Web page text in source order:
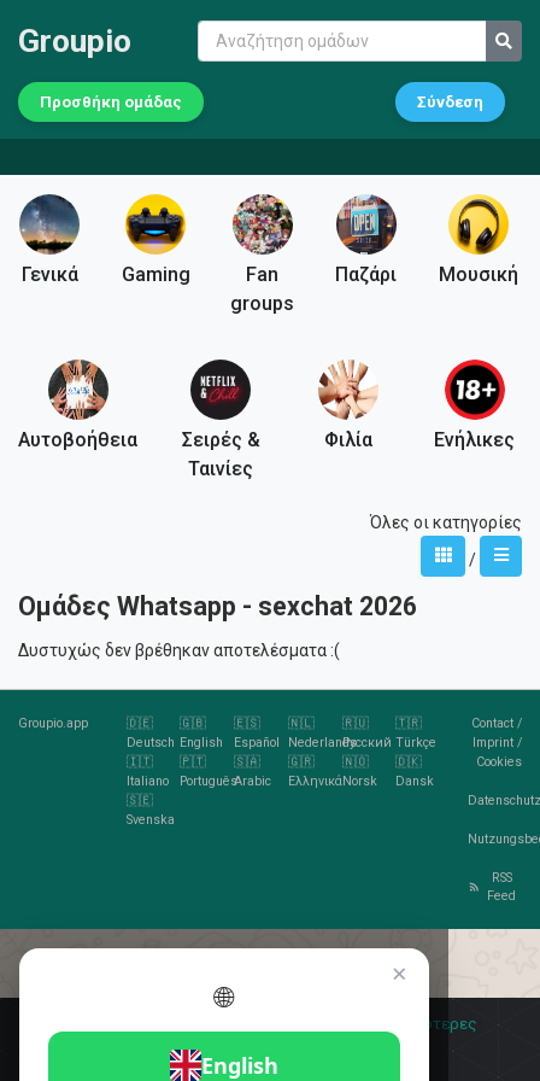
Groupio
Προσθήκη ομάδας Σύνδεση
Γενικά Gaming
Fan
groups
Παζάρι Μουσική
Αυτοβοήθεια
Σειρές &
Ταινίες
Φιλία Ενήλικες
Όλες οι κατηγορίες
/
Ομάδες Whatsapp - sexchat 2026
Δυστυχώς δεν βρέθηκαν αποτελέσματα :(
Groupio.app
🇩🇪
Deutsch
🇬🇧
English
🇪🇸
Español
🇳🇱
Nederlands
🇷🇺
Русский
🇹🇷
Türkçe
🇮🇹
Italiano
🇵🇹
Português
🇸🇦
Arabic
🇬🇷
Ελληνικά
🇳🇴
Norsk
🇩🇰
Dansk
🇸🇪
Svenska
Contact/
Imprint/
Cookies
RSS
Feed
Περισσότερες
πληροφορίες
×
🌐
English